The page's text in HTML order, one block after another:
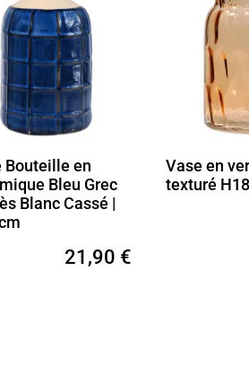
en verre brun
H18,5 cm
Vase
Forme